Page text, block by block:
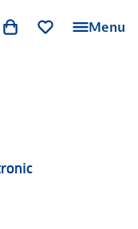
Menu